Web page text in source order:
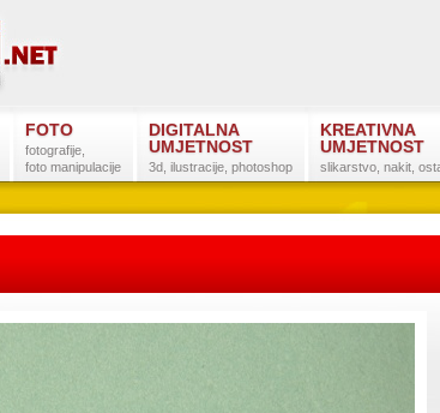
FOTO
fotografije,
foto manipulacije
DIGITALNA
UMJETNOST
3d, ilustracije, photoshop
KREATIVNA
UMJETNOST
slikarstvo, nakit,